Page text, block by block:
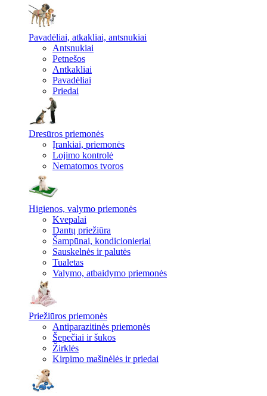
Pavadėliai, atkakliai, antsnukiai
Antsnukiai
Petnešos
Antkakliai
Pavadėliai
Priedai
Dresūros priemonės
Įrankiai, priemonės
Lojimo kontrolė
Nematomos tvoros
Higienos, valymo priemonės
Kvepalai
Dantų priežiūra
Šampūnai, kondicionieriai
Sauskelnės ir palutės
Tualetas
Valymo, atbaidymo priemonės
Priežiūros priemonės
Antiparazitinės priemonės
Šepečiai ir šukos
Žirklės
Kirpimo mašinėlės ir priedai